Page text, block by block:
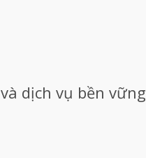
dịch vụ bền vững